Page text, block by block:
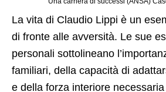
La vita di Claudio Lippi è un
di fronte alle avversità. Le sue
personali sottolineano
familiari, della capacità di
e della forza interiore